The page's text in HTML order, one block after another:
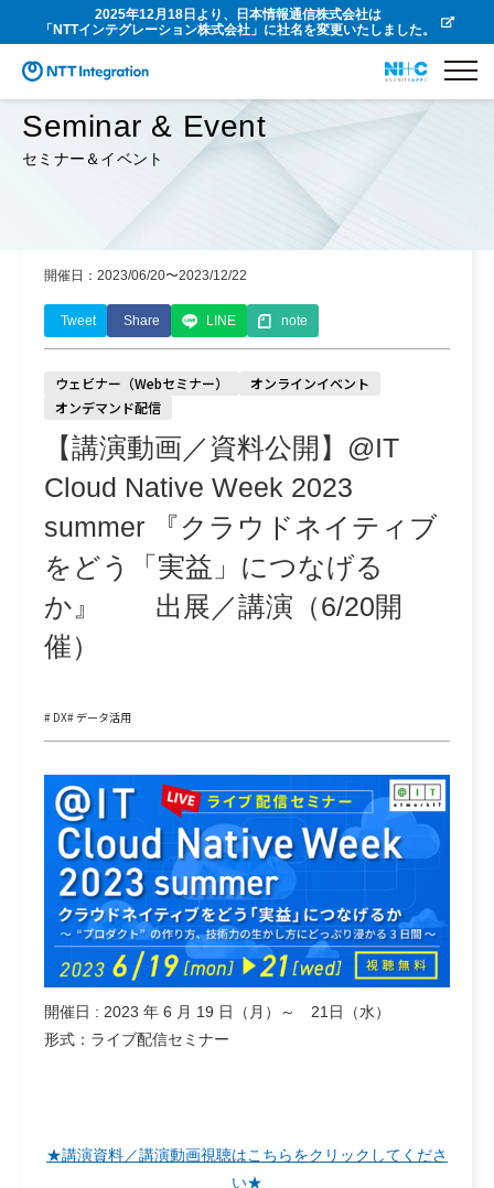
2025年12月18日より、日本情報通信株式会社は
「NTTインテグレーション株式会社」に社名を変更いたしました。
Seminar & Event
セミナー＆イベント
開催日：2023/06/20〜2023/12/22
Tweet Share LINE note
ウェビナー（Webセミナー）
オンラインイベント
オンデマンド配信
【講演動画／資料公開】@IT
Cloud Native Week 2023
summer 『クラウドネイティブ
をどう「実益」につなげる
か』 出展／講演（6/20開
催）
# DX# データ活用
開催日 : 2023 年 6 月 19 日（月）～ 21日（水）
形式：ライブ配信セミナー
★講演資料／講演動画視聴はこちらをクリックしてくださ
い★